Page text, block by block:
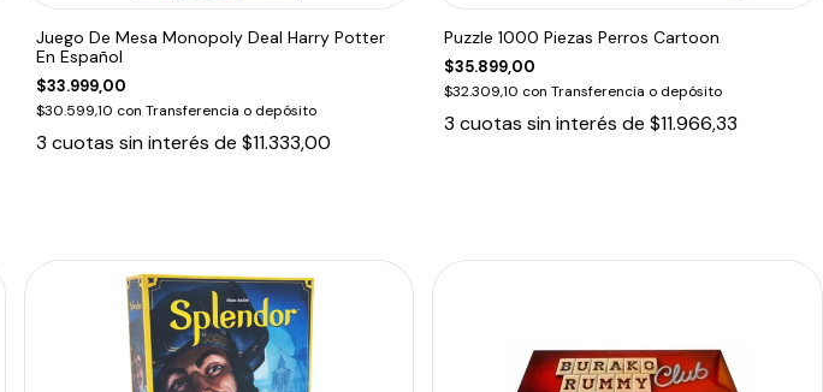
Juego De Mesa Monopoly Deal Harry Potter
En Español
$33.999,00
$30.599,10 con Transferencia o depósito
3 cuotas sin interés de $11.333,00
Puzzle 1000 Piezas Perros Cartoon
$35.899,00
$32.309,10 con Transferencia o depósito
3 cuotas sin interés de$11.966,33